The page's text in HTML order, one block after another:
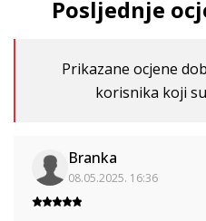
Posljednje
Prikazane ocjene
korisnika koji
Branka
08.05.2025. 16:36